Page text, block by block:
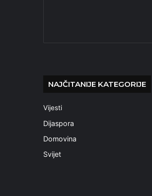
NAJČITANIJE KATEGORIJE
Vijesti
Dijaspora
Domovina
Svijet